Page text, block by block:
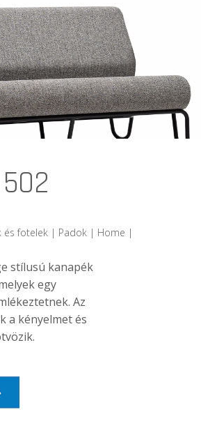
és fotelek | Padok | Home |
stílusú kanapék
egy
Az
a kényelmet és